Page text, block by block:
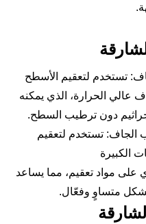
تستخدم لتعقيم الأسطح
عالي الحرارة، الذي يمكنه
دون ترطيب السطح.
الجاف: تستخدم لتعقيم
الكبيرة
مواد تعقيم، مما يساعد
متساوٍ وفعّال.